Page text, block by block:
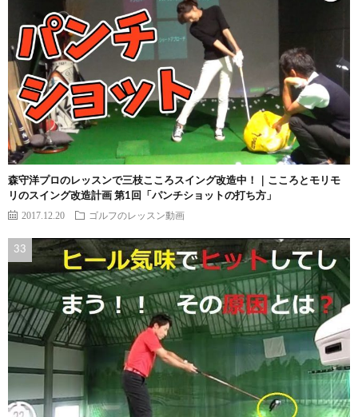
森守洋プロのレッスンで三枝こころスイング改造中！｜こころとモリモ
リのスイング改造計画 第1回「パンチショットの打ち方」
2017.12.20 ゴルフのレッスン動画